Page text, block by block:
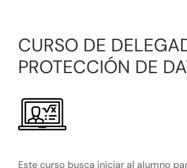
Contacto
CURSO DE
PROTECCIÓN DE
Este curso busca iniciar al alumno